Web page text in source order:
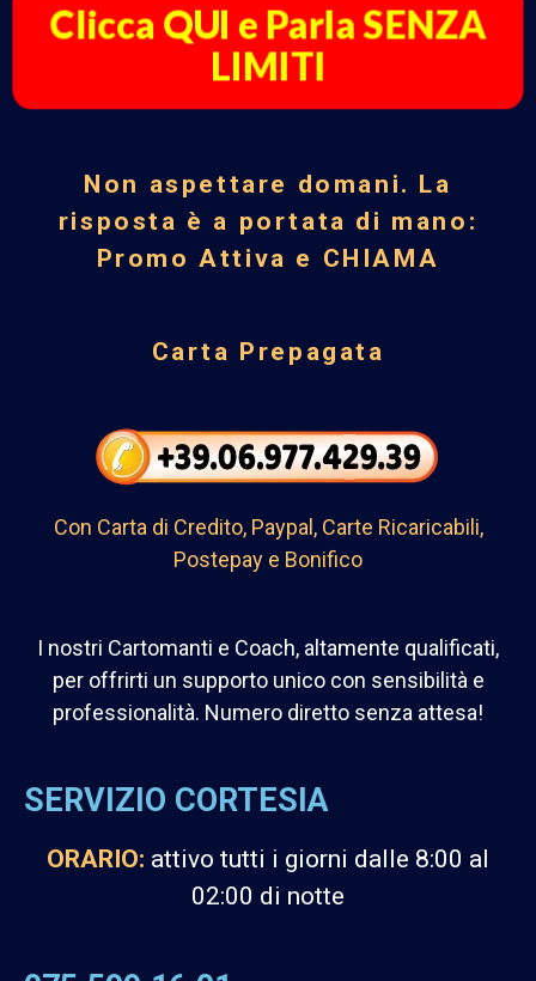
Clicca QUI e Parla SENZA
LIMITI
Non aspettare domani. La
risposta è a portata di mano:
Promo Attiva e CHIAMA
Carta Prepagata
Con Carta di Credito, Paypal, Carte Ricaricabili,
Postepay e Bonifico
I nostri Cartomanti e Coach, altamente qualificati,
per offrirti un supporto unico con sensibilità e
professionalità. Numero diretto senza attesa!
SERVIZIO CORTESIA
ORARIO: attivo tutti i giorni dalle 8:00 al
02:00 di notte